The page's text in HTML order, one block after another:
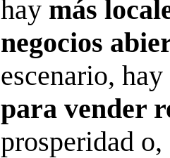
hay más
negocios
escenario,
para vender
prosperidad